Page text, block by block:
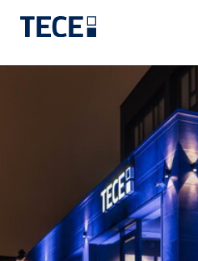
Skip to main content